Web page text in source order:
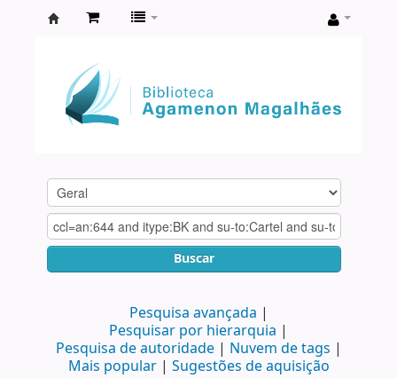
Agamenon
Magalhães
Buscar
Pesquisa avançada
Pesquisar por hierarquia
Pesquisa de autoridade
Nuvem de tags
Mais popular
Sugestões de aquisição